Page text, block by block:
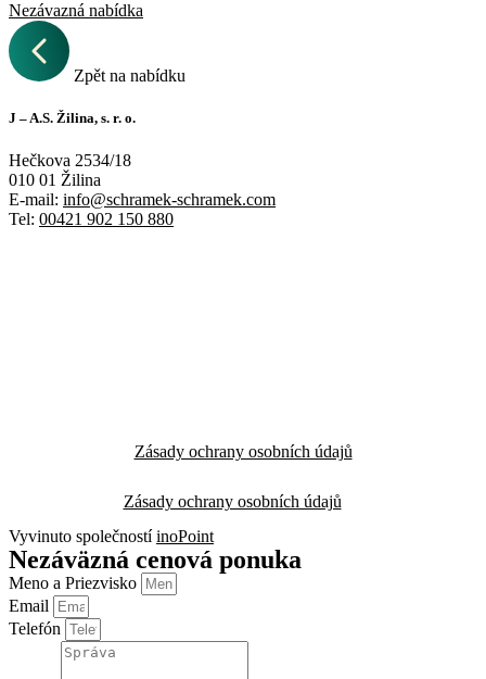
Nezávazná nabídka
Zpět na nabídku
J – A.S. Žilina, s. r. o.
Hečkova 2534/18
010 01 Žilina
E-mail: info@schramek-schramek.com
Tel: 00421 902 150 880
Zásady ochrany osobních údajů
Zásady ochrany osobních údajů
Vyvinuto společnostíinoPoint
Nezáväzná cenová ponuka
Meno a Priezvisko
Email
Telefón